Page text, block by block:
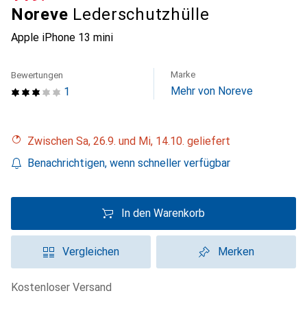
Noreve Lederschutzhülle
Apple iPhone 13 mini
1
Bewertungen Marke
Mehr von Noreve
Zwischen Sa, 26.9. und Mi, 14.10. geliefert
Benachrichtigen, wenn schneller verfügbar
In den Warenkorb
Vergleichen Merken
kostenloser Versand